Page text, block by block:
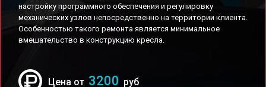
настройку программного обеспечения и регулировку
механических узлов непосредственно на территории клиента.
Особенностью такого ремонта является минимальное
вмешательство в конструкцию кресла.
Цена от 3200 руб